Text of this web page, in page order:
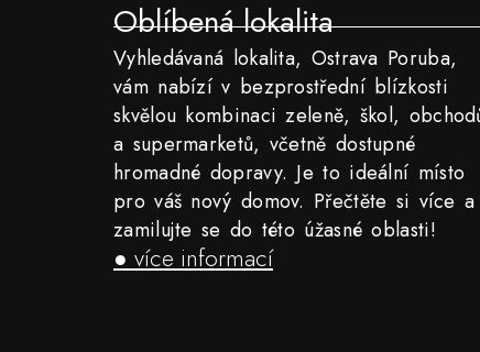
Oblíbená lokalita
Vyhledávaná lokalita, Ostrava Poruba,
vám nabízí v bezprostřední blízkosti
skvělou kombinaci zeleně, škol,
a supermarketů, včetně dostupné
hromadné dopravy. Je to ideální místo
pro váš nový domov. Přečtěte si více a
zamilujte se do této úžasné oblasti!
● více informací